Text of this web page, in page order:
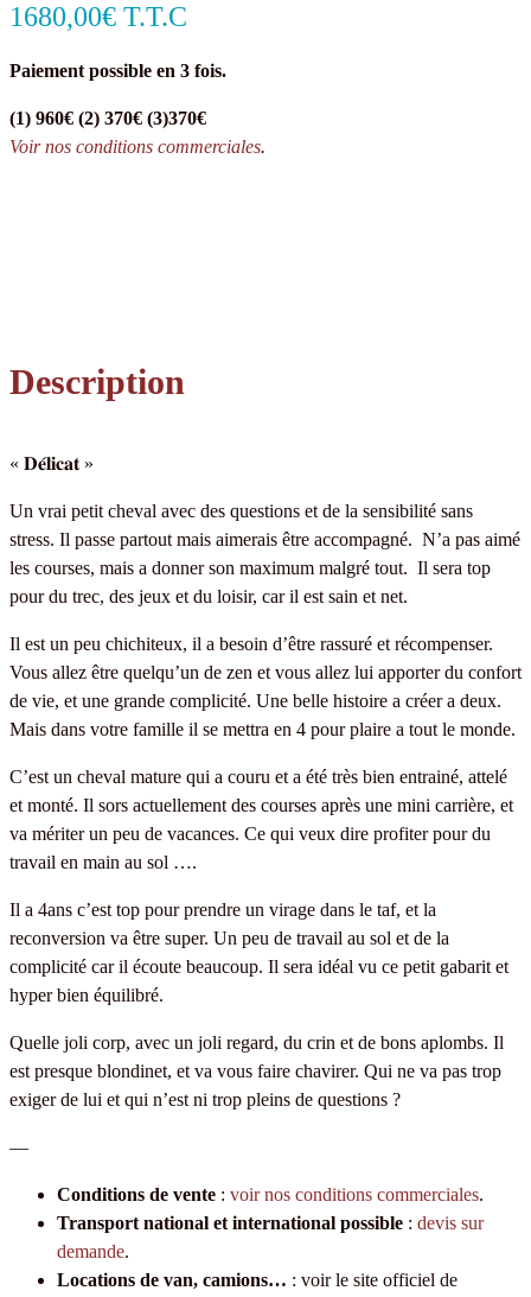
1680,00€ T.T.C
Paiement possible en 3 fois.
(1) 960€ (2) 370€ (3)370€
Voir nos conditions commerciales.
Description
« 𝐃𝐞́𝐥𝐢𝐜𝐚𝐭 »
Un vrai petit cheval avec des questions et de la sensibilité sans
stress. Il passe partout mais aimerais être accompagné. N’a pas aimé
les courses, mais a donner son maximum malgré tout. Il sera top
pour du trec, des jeux et du loisir, car il est sain et net.
Il est un peu chichiteux, il a besoin d’être rassuré et récompenser.
Vous allez être quelqu’un de zen et vous allez lui apporter du confort
de vie, et une grande complicité. Une belle histoire a créer a deux.
Mais dans votre famille il se mettra en 4 pour plaire a tout le monde.
C’est un cheval mature qui a couru et a été très bien entrainé, attelé
et monté. Il sors actuellement des courses après une mini carrière, et
va mériter un peu de vacances. Ce qui veux dire profiter pour du
travail en main au sol ….
Il a 4ans c’est top pour prendre un virage dans le taf, et la
reconversion va être super. Un peu de travail au sol et de la
complicité car il écoute beaucoup. Il sera idéal vu ce petit gabarit et
hyper bien équilibré.
Quelle joli corp, avec un joli regard, du crin et de bons aplombs. Il
est presque blondinet, et va vous faire chavirer. Qui ne va pas trop
exiger de lui et qui n’est ni trop pleins de questions ?
—
Conditions de vente : voir nos conditions commerciales.
Transport national et international possible : devis sur
demande.
Locations de van, camions… : voir le site officiel de